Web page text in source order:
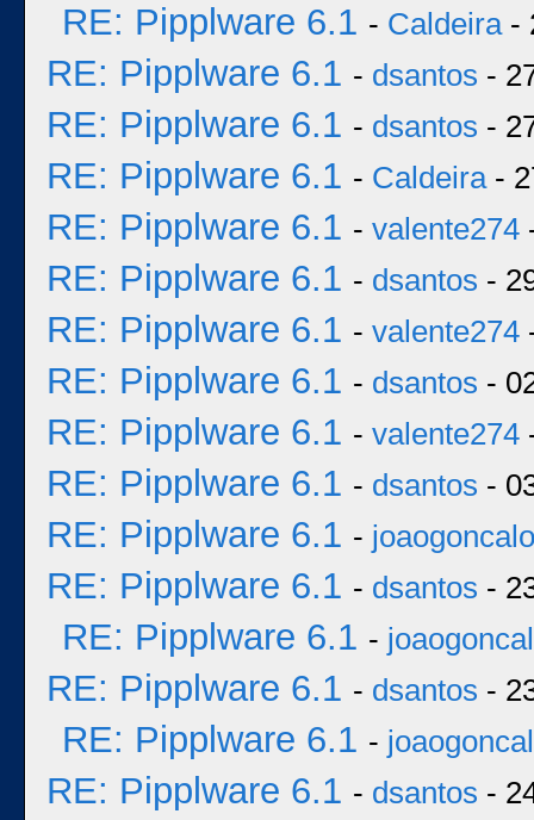
RE: Pipplware 6.1 - Caldeira-
RE: Pipplware 6.1 - dsantos -
RE: Pipplware 6.1 - dsantos -
RE: Pipplware 6.1 - Caldeira-
RE: Pipplware 6.1 - valente274
RE: Pipplware 6.1 - dsantos -
RE: Pipplware 6.1 - valente274
RE: Pipplware 6.1 - dsantos -
RE: Pipplware 6.1 - valente274
RE: Pipplware 6.1 - dsantos -
RE: Pipplware 6.1 - joaogoncalo
RE: Pipplware 6.1 - dsantos -
RE: Pipplware 6.1 -
RE: Pipplware 6.1 - dsantos -
RE: Pipplware 6.1 -
RE: Pipplware 6.1 - dsantos -